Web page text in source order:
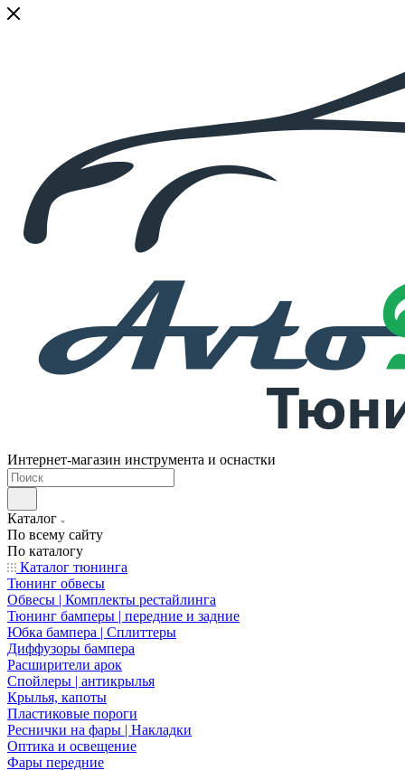
Интернет-магазин инструмента и оснастки
Каталог
По всему сайту
По каталогу
Каталог тюнинга
Тюнинг обвесы
Обвесы | Комплекты рестайлинга
Тюнинг бамперы | передние и задние
Юбка бампера | Сплиттеры
Диффузоры бампера
Расширители арок
Спойлеры | антикрылья
Крылья, капоты
Пластиковые пороги
Реснички на фары | Накладки
Оптика и освещение
Фары передние